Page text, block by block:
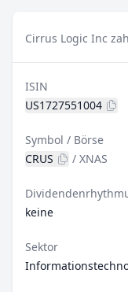
Cirrus Logic Inc
ISIN
US1727551004
Symbol / Börse
CRUS
/ XNAS
keine
Sektor